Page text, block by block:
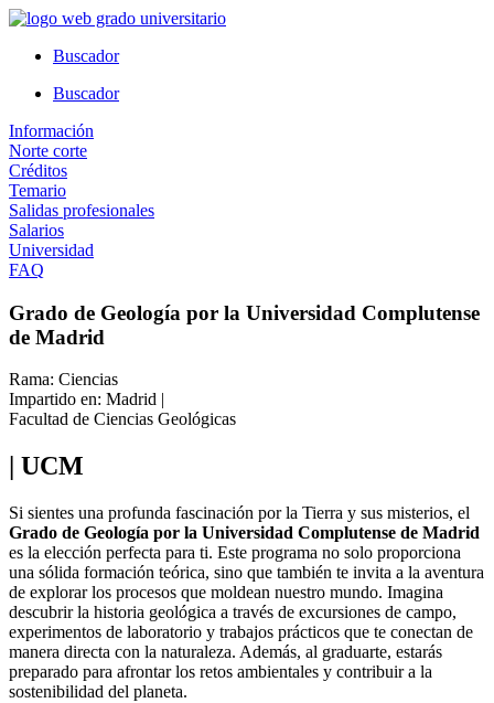
Ir
contenidoBuscador
Buscador
Información
Norte corte
Créditos
Temario
Salidas profesionales
Salarios
Universidad
FAQ
Grado de Geología por la Universidad Complutense
de Madrid
Rama: Ciencias
Impartido en: Madrid |
Facultad de Ciencias Geológicas
| UCM
Si sientes una profunda fascinación por la Tierra y sus misterios, el
Grado de Geología por la Universidad Complutense de Madrid
es la elección perfecta para ti. Este programa no solo proporciona
una sólida formación teórica, sino que también te invita a la aventura
de explorar los procesos que moldean nuestro mundo. Imagina
descubrir la historia geológica a través de excursiones de campo,
experimentos de laboratorio y trabajos prácticos que te conectan de
manera directa con la naturaleza. Además, al graduarte, estarás
preparado para afrontar los retos ambientales y contribuir a la
sostenibilidad del planeta.